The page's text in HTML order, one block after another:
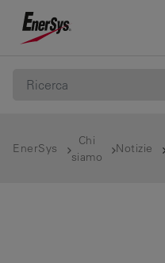
EnerSys
Chi
siamo
Notizie